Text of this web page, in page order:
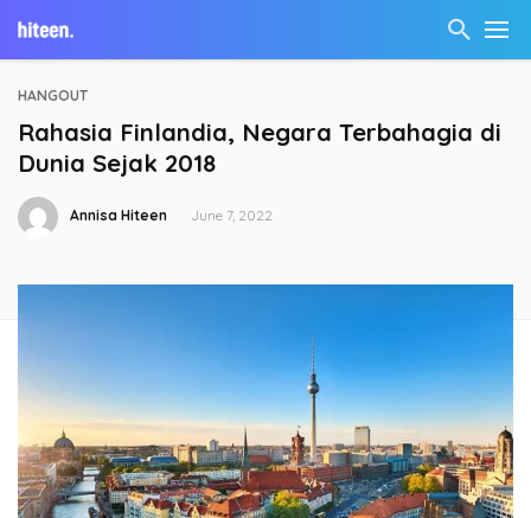
HANGOUT
Rahasia Finlandia, Negara Terbahagia di
Dunia Sejak 2018
Annisa Hiteen June 7, 2022